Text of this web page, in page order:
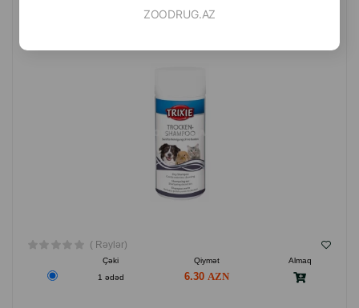
ZOODRUG.AZ
HEYVANLAR ÜÇÜN 100 QR.
( Rəylər)
Çəki Qiymət
Almaq
1 ədəd
6.30